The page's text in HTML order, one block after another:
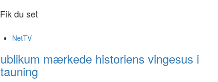
Fik du set
NetTV
mærkede historiens vingesus i